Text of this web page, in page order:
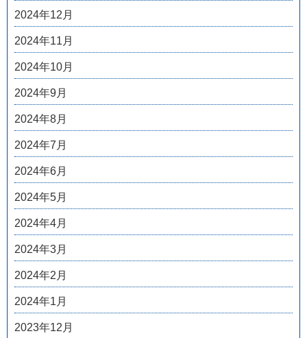
2024年12月
2024年11月
2024年10月
2024年9月
2024年8月
2024年7月
2024年6月
2024年5月
2024年4月
2024年3月
2024年2月
2024年1月
2023年12月